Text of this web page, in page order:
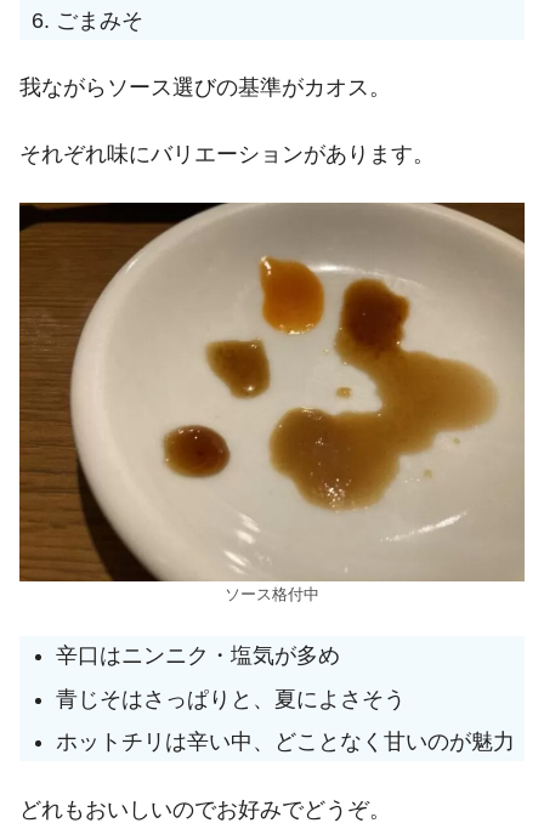
ごまみそ
我ながらソース選びの基準がカオス。
それぞれ味にバリエーションがあります。
ソース格付中
辛口はニンニク・塩気が多め
青じそはさっぱりと、夏によさそう
ホットチリは辛い中、どことなく甘いのが魅力
どれもおいしいのでお好みでどうぞ。